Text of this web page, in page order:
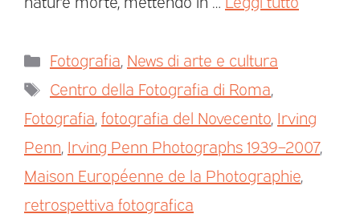
Fotografia, News di arte e cultura
Centro della Fotografia di Roma,
Fotografia,fotografia del Novecento, Irving
Penn, Irving Penn Photographs 1939–2007,
Maison Européenne de la Photographie,
retrospettiva fotografica